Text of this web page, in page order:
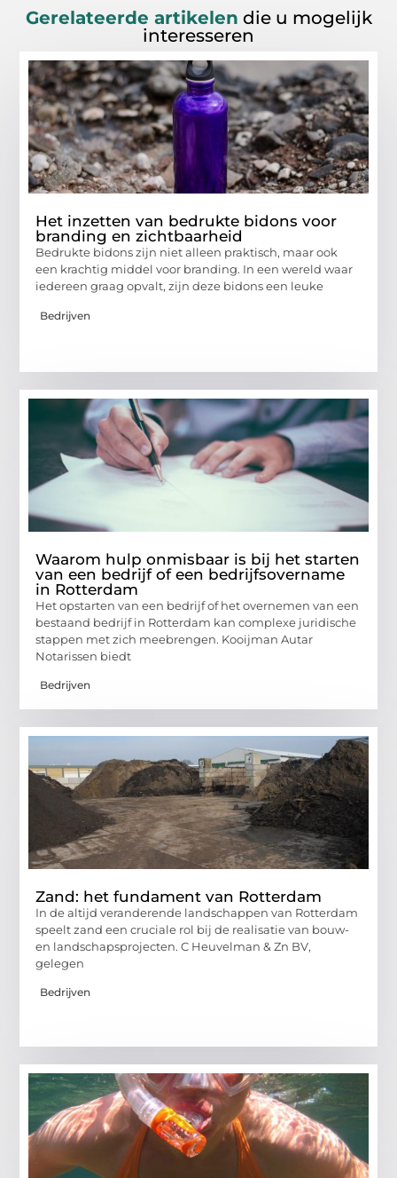
Gerelateerde artikelen die u mogelijk
interesseren
Het inzetten van bedrukte bidons voor
branding en zichtbaarheid
Bedrukte bidons zijn niet alleen praktisch, maar ook
een krachtig middel voor branding. In een wereld waar
iedereen graag opvalt, zijn deze bidons een leuke
Bedrijven
Waarom hulp onmisbaar is bij het starten
van een bedrijf of een bedrijfsovername
in Rotterdam
Het opstarten van een bedrijf of het overnemen van een
bestaand bedrijf in Rotterdam kan complexe juridische
stappen met zich meebrengen. Kooijman Autar
Notarissen biedt
Bedrijven
Zand: het fundament van Rotterdam
In de altijd veranderende landschappen van Rotterdam
speelt zand een cruciale rol bij de realisatie van bouw-
en landschapsprojecten. C Heuvelman & Zn BV,
gelegen
Bedrijven